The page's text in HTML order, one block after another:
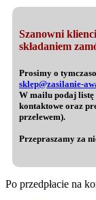
Szanowni
składaniem
Prosimy o
sklep@zasilanie-
W mailu podaj listę
kontaktowe oraz
przelewem).
Przepraszamy za
Po przedpłacie na